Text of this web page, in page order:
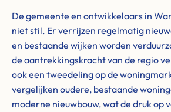
De gemeente en ontwikkelaars in
niet stil. Er verrijzen regelmatig
en bestaande wijken worden
de aantrekkingskracht van de regio
ook een tweedeling op de
vergelijken oudere, bestaande
moderne nieuwbouw, wat de druk op